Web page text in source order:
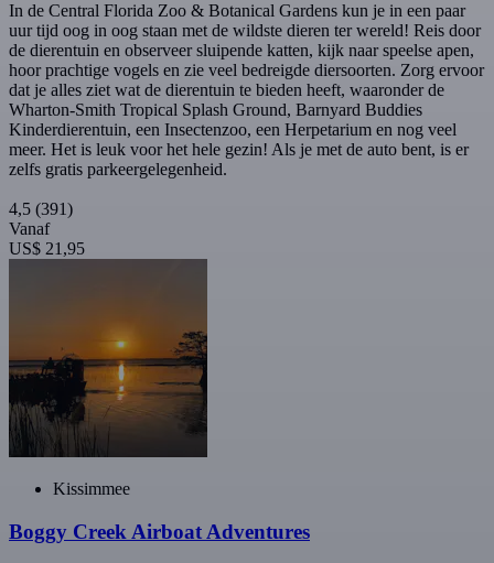
In de Central Florida Zoo & Botanical Gardens kun je in een paar
uur tijd oog in oog staan met de wildste dieren ter wereld! Reis door
de dierentuin en observeer sluipende katten, kijk naar speelse apen,
hoor prachtige vogels en zie veel bedreigde diersoorten. Zorg ervoor
dat je alles ziet wat de dierentuin te bieden heeft, waaronder de
Wharton-Smith Tropical Splash Ground, Barnyard Buddies
Kinderdierentuin, een Insectenzoo, een Herpetarium en nog veel
meer. Het is leuk voor het hele gezin! Als je met de auto bent, is er
zelfs gratis parkeergelegenheid.
4,5 (391)
Vanaf
US$ 21,95
Kissimmee
Boggy Creek Airboat Adventures